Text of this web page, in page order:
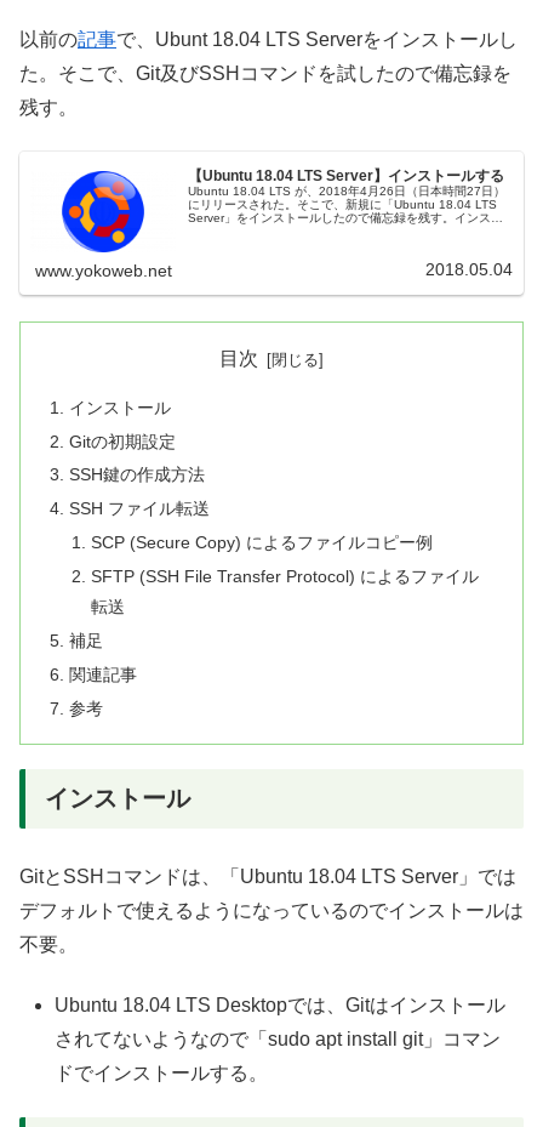
以前の記事で、Ubunt 18.04 LTS Serverをインストールし
た。そこで、Git及びSSHコマンドを試したので備忘録を
残す。
【Ubuntu 18.04 LTS Server】インストールする
Ubuntu 18.04 LTS が、2018年4月26日（日本時間27日）
にリリースされた。そこで、新規に「Ubuntu 18.04 LTS
Server」をインストールしたので備忘録を残す。インスト
www.yokoweb.net 2018.05.04
目次
インストール
Gitの初期設定
SSH鍵の作成方法
SSH ファイル転送
SCP (Secure Copy) によるファイルコピー例
SFTP (SSH File Transfer Protocol) によるファイル
転送
補足
関連記事
参考
インストール
GitとSSHコマンドは、「Ubuntu 18.04 LTS Server」では
デフォルトで使えるようになっているのでインストールは
不要。
Ubuntu 18.04 LTS Desktopでは、Gitはインストール
されてないようなので「sudo apt install git」コマン
ドでインストールする。